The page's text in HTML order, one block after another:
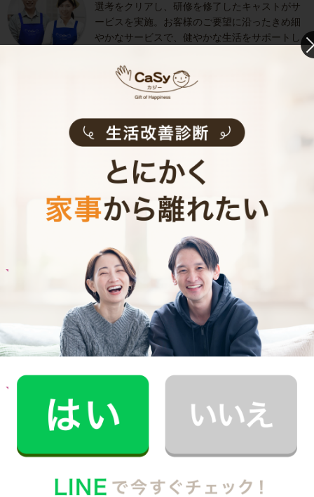
選考をクリアし、研修を修了したキャストがサ
ービスを実施。お客様のご要望に沿ったきめ細
やかなサービスで、健やかな生活をサポートし
お料理代行のサービス内容
お料理代行のサービス料金
ご利用者インタビュー
Customer Interview
30代 共働き 子育て中
子どもとコミュニケーションをとる時間が増え
記事全文を見る
お料理
A.T.さん
30代 共働き 育児休暇中
栄養バランスの取れた食事を摂れるのが魅力で
記事全文を見る